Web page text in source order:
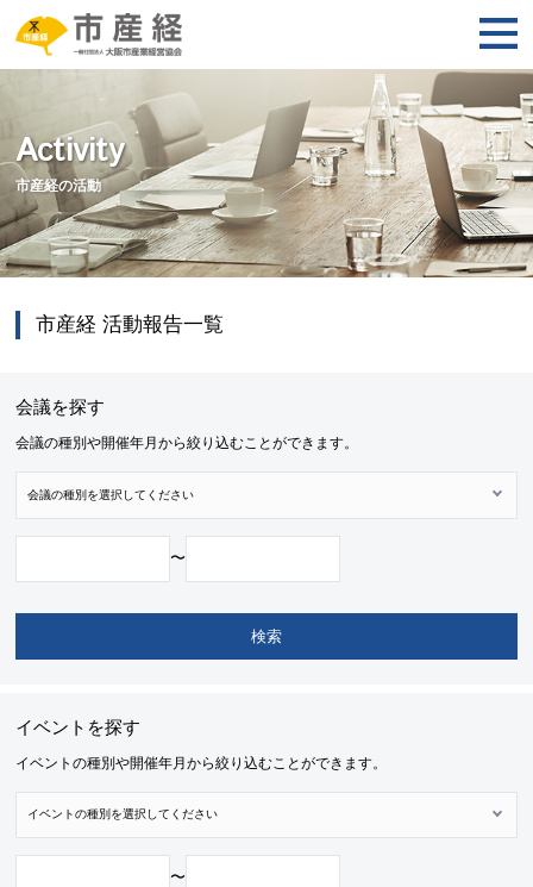
Activity
市産経の活動
市産経 活動報告一覧
会議を探す
会議の種別や開催年月から絞り込むことができます。
〜
イベントを探す
イベントの種別や開催年月から絞り込むことができます。
〜